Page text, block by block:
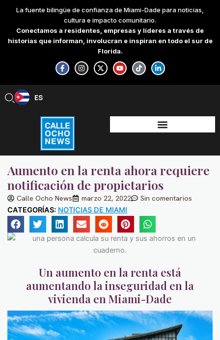
content
La fuente bilingüe de confianza de Miami-Dade para noticias,
cultura e impacto comunitario.
Conectamos a residentes, empresas y líderes a través de
historias que informan, involucran e inspiran en todo el sur de
Florida.
F
a
c
e
-
f
I
n
s
t
X
-
t
w
Y
o
u
t
T
i
k
t
L
i
n
k
-
i
n
ES
EN
Aumento en la renta ahora requiere
notificación de propietarios
Calle Ocho News marzo 22, 2022 Sin comentarios
CATEGORÍAS: NOTICIAS DE MIAMI
Un aumento en la renta está
aumentando la inseguridad en la
vivienda en Miami-Dade